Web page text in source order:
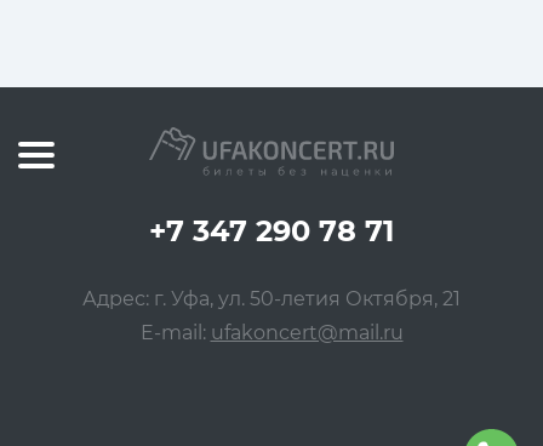
+7 347 290 78 71
Адрес: г. Уфа, ул. 50-летия Октября, 21
E-mail: ufakoncert@mail.ru